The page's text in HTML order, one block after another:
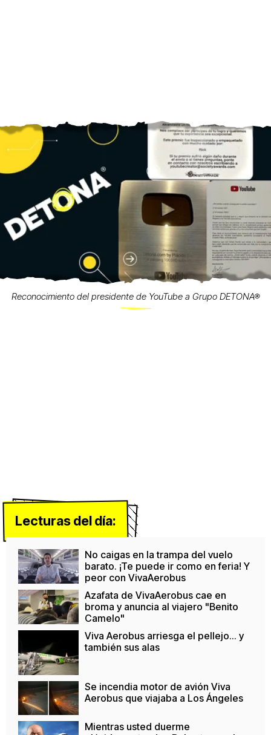
Reconocimiento del presidente de YouTube a Grupo DETONA®
Lecturas del día:
No caigas en la trampa del vuelo
barato. ¡Te puede ir como en feria! Y
peor con VivaAerobus
Azafata de VivaAerobus cae en
broma y anuncia al viajero "Benito
Camelo"
Viva Aerobus arriesga el pellejo... y
también sus alas
Se incendia motor de avión Viva
Aerobus que viajaba a Los Ángeles
Mientras usted duerme